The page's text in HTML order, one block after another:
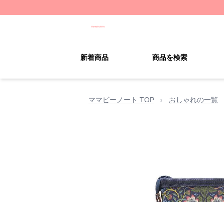
新着商品 商品を検索
ママビーノート TOP › おしゃれの一覧